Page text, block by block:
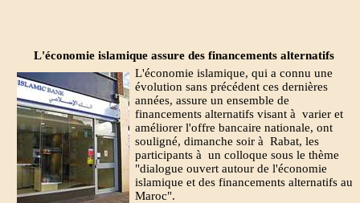
L'économie islamique assure des financements alternatifs
L'économie islamique, qui a connu une
évolution sans précédent ces dernières
années, assure un ensemble de
financements alternatifs visant à varier et
améliorer l'offre bancaire nationale, ont
souligné, dimanche soir à Rabat, les
participants à un colloque sous le thème
"dialogue ouvert autour de l'économie
islamique et des financements alternatifs au
Maroc".